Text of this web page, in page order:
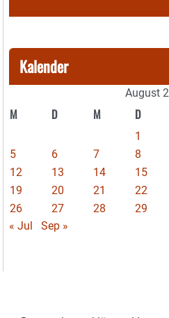
Kalender
August
M D M D
1
5
6 7 8
12
13 14 15
19
20 21 22
26
27 28 29
« Jul
Sep »